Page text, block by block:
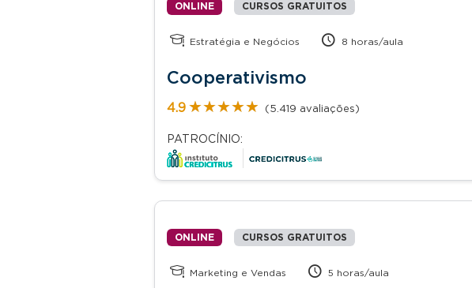
ONLINE CURSOS GRATUITOS
Estratégia e Negócios 8 horas/aula
Cooperativismo
4.9 ★★★★★
★★★★★ (5.419 avaliações)
PATROCÍNIO:
ONLINE CURSOS GRATUITOS
Marketing e Vendas 5 horas/aula